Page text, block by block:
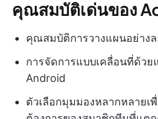
คุณสมบัติเด่นของ
คุณสมบัติการวางแผนอย่างล
การจัดการแบบเคลื่อนที่ด้วย
Android
ตัวเลือกมุมมองหลากหลายเ